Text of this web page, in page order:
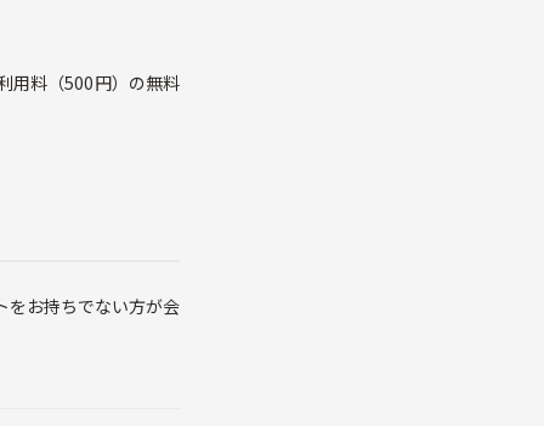
用料（500円）の無料
をお持ちでない方が会